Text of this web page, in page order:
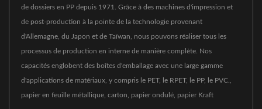
de dossiers en PP depuis 1971. Grâce à des machines d'impression et
de post-production à la pointe de la technologie provenant
d'Allemagne, du Japon et de Taïwan, nous pouvons réaliser tous les
processus de production en interne de manière complète. Nos
capacités englobent des boîtes d'emballage avec une large gamme
d'applications de matériaux, y compris le PET, le RPET, le PP, le PVC.,
papier en feuille métallique, carton, papier ondulé, papier Kraft